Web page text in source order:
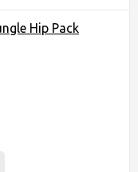
Hip Pack